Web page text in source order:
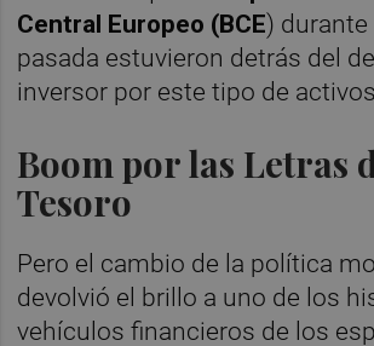
Central Europeo (BCE) durante
pasada estuvieron detrás del
inversor por este tipo de
Boom por las Letras
Tesoro
Pero el cambio de la política
devolvió el brillo a uno de los
vehículos financieros de los